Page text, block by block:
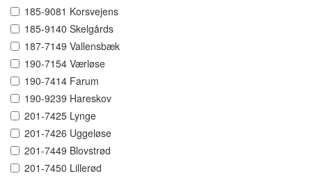
185-9081 Korsvejens
185-9140 Skelgårds
187-7149 Vallensbæk
190-7154 Værløse
190-7414 Farum
190-9239 Hareskov
201-7425 Lynge
201-7426 Uggeløse
201-7449 Blovstrød
201-7450 Lillerød